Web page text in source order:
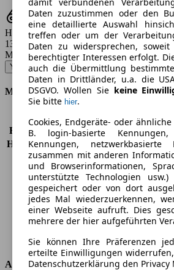
Hubraum
1364 ccm
Modellbezeichnung :
Yaris 1.4 D-4D Edition - 66 KW (90 PS)
Motor & Leistung
KW (PS)
66 kW
Beschleunigung (0-100 km/h) 10,7s
Höchstgeschwindigkeit (km/h) 175 km/h
Anzahl der Gänge
6
Drehmoment
205 nm
Hubraum
1364 ccm
Kraftstoff
Diesel
Zylinder
4
Getriebe
Antriebsart
Abmessungen
Daten zuzustimmen oder den
eine detaillierte Auswahl
treffen oder um der
Daten zu widersprechen,
berechtigter Interessen erfolgt.
auch die Übermittlung
Daten in Drittländer, u.a. die
DSGVO. Wollen Sie keine
Sie bitte hier.
Cookies, Endgeräte- oder
B. login-basierte
Kennungen, netzwerkbasierte
zusammen mit anderen
und Browserinformationen,
unterstützte Technologien
gespeichert oder von dort
jedes Mal wiederzuerkennen,
einer Webseite aufruft. Dies
mehrere der hier aufgeführten
Sie können Ihre Präferenzen
erteilte Einwilligungen
Datenschutzerklärung den Privacy